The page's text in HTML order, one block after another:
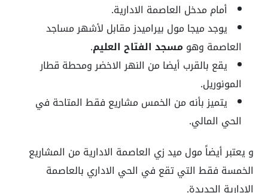
أمام مدخل العاصمة الادارية.
يوجد ميجا مول بيراميدز مقابل لأشهر مساجد
العاصمة وهومسجد الفتاح العليم.
يقع بالقرب أيضا من النهر الاخضر ومحطة قطار
المونوريل.
يتميز بأنه من الخمس مشاريع فقط المتاحة في
الحي المالي.
و يعتبر أيضاً مول ميد زي العاصمة الادارية من المشاريع
الخمسة فقط التي تقع في الحي الاداري بالعاصمة
الادارية الجديدة.